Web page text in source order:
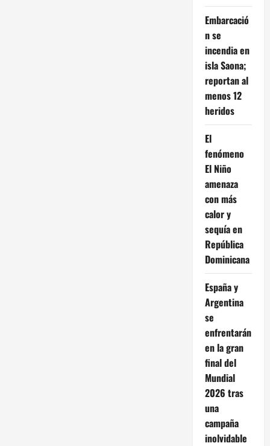
Embarcació
n se
incendia en
isla Saona;
reportan al
menos 12
heridos
El
fenómeno
El Niño
amenaza
con más
calor y
sequía en
República
Dominicana
España y
Argentina
se
enfrentarán
en la gran
final del
Mundial
2026 tras
una
campaña
inolvidable